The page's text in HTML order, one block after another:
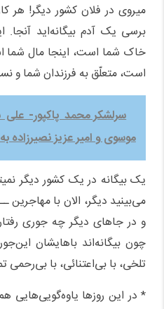
میروی در فلان کشور دیگر! هر
برسی یک آدم بیگانه‌اید آنجا.
خاک شما است،‌ اینجا مال شما
است، متعلّق به فرزندان شما و
سرلشکر محمد پاکپور-
موسوی و امیر عزیز نصیرزاده
یک بیگانه در یک کشور دیگر
می‌بینید دیگر، الان با مهاجرین
و در جاهای دیگر چه جوری رفتار
چون بیگانه‌اند باهایشان
تلخی، با بی‌اعتنائی، با بی‌رحمی
* در این روزها یاوه‌گویی‌هایی